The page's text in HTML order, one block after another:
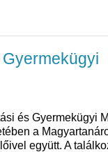
és Gyermekügyi
a
együtt. A